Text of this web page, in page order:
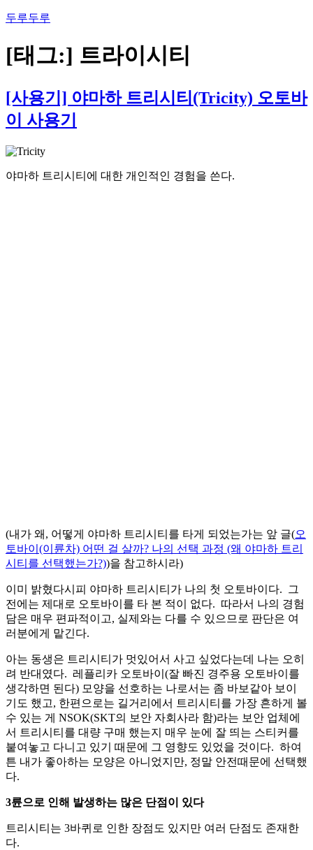
콘
츠
로
로
가
기
두루두루
[태그:] 트라이시티
[사용기] 야마하 트리시티(Tricity) 오토바
이 사용기
야마하 트리시티에 대한 개인적인 경험을 쓴다.
(내가 왜, 어떻게 야마하 트리시티를 타게 되었는가는 앞 글(오
토바이(이륜차) 어떤 걸 살까? 나의 선택 과정 (왜 야마하 트리
시티를 선택했는가?))을 참고하시라)
이미 밝혔다시피 야마하 트리시티가 나의 첫 오토바이다. 그
전에는 제대로 오토바이를 타 본 적이 없다. 따라서 나의 경험
담은 매우 편파적이고, 실제와는 다를 수 있으므로 판단은 여
러분에게 맡긴다.
아는 동생은 트리시티가 멋있어서 사고 싶었다는데 나는 오히
려 반대였다. 레플리카 오토바이(잘 빠진 경주용 오토바이를
생각하면 된다) 모양을 선호하는 나로서는 좀 바보같아 보이
기도 했고, 한편으로는 길거리에서 트리시티를 가장 흔하게 볼
수 있는 게 NSOK(SKT의 보안 자회사라 함)라는 보안 업체에
서 트리시티를 대량 구매 했는지 매우 눈에 잘 띄는 스티커를
붙여놓고 다니고 있기 때문에 그 영향도 있었을 것이다. 하여
튼 내가 좋아하는 모양은 아니었지만, 정말 안전때문에 선택했
다.
3륜으로 인해 발생하는 많은 단점이 있다
트리시티는 3바퀴로 인한 장점도 있지만 여러 단점도 존재한
다.